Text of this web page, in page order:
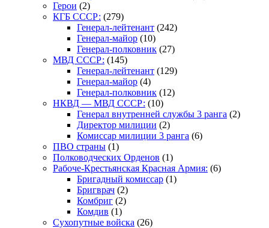
Герои (2)
КГБ СССР: (279)
Генерал-лейтенант (242)
Генерал-майор (10)
Генерал-полковник (27)
МВД СССР: (145)
Генерал-лейтенант (129)
Генерал-майор (4)
Генерал-полковник (12)
НКВД — МВД СССР: (10)
Генерал внутренней службы 3 ранга (2)
Директор милиции (2)
Комиссар милиции 3 ранга (6)
ПВО страны (1)
Полководческих Орденов (1)
Рабоче-Крестьянская Красная Армия: (6)
Бригадный комиссар (1)
Бригврач (2)
Комбриг (2)
Комдив (1)
Сухопутные войска (26)